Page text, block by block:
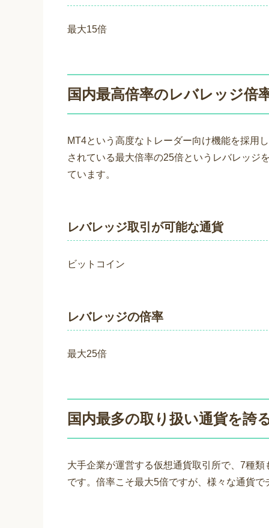
最大15倍
国内最高倍率のレバレッジ
MT4という高度なトレーダー向け機能を採用
されている最大倍率の25倍というレバレッジ
ています。
レバレッジ取引が可能な通貨
ビットコイン
レバレッジの倍率
最大25倍
国内最多の取り扱い通貨を誇
大手企業が運営する仮想通貨取引所で、7種
です。倍率こそ最大5倍ですが、様々な通貨で